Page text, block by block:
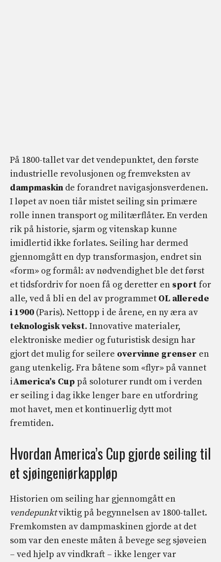
På 1800-tallet var det vendepunktet, den første
industrielle revolusjonen og fremveksten av
dampmaskin de forandret navigasjonsverdenen.
I løpet av noen tiår mistet seiling sin primære
rolle innen transport og militærflåter. En verden
rik på historie, sjarm og vitenskap kunne
imidlertid ikke forlates. Seiling har dermed
gjennomgått en dyp transformasjon, endret sin
«form» og formål: av nødvendighet ble det først
et tidsfordriv for noen få og deretter en sportfor
alle, ved å bli en del av programmet OL allerede
i 1900 (Paris). Nettopp i de årene, en ny æra av
teknologisk vekst. Innovative materialer,
elektroniske medier og futuristisk design har
gjort det mulig for seilere overvinne grenser en
gang utenkelig. Fra båtene som «flyr» på vannet
iAmerica’s Cup på soloturer rundt om i verden
er seiling i dag ikke lenger bare en utfordring
mot havet, men et kontinuerlig dytt mot
fremtiden.
Hvordan America’s Cup gjorde seiling til
et sjøingeniørkappløp
Historien om seiling har gjennomgått en
vendepunktviktig på begynnelsen av 1800-tallet.
Fremkomsten av dampmaskinen gjorde at det
som var den eneste måten å bevege seg sjøveien
– ved hjelp av vindkraft – ikke lenger var